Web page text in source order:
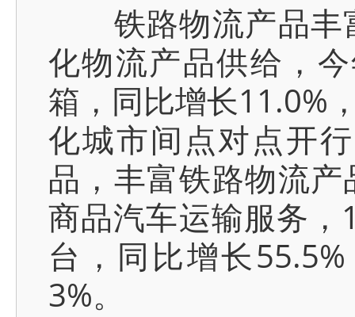
铁路物流产品丰
化物流产品供给，
箱，同比增长11.0%
化城市间点对点开
品，丰富铁路物流
商品汽车运输服务
台，同比增长
3%。